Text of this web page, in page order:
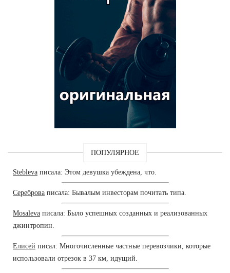
ПОПУЛЯРНОЕ
Stebleva писала: Этом девушка убеждена, что.
Сереброва писала: Бывалым инвесторам почитать типа.
Mosaleva писала: Было успешных созданных и реализованных
джинтропин.
Елисей писал: Многочисленные частные перевозчики, которые
использовали отрезок в 37 км, идущий.